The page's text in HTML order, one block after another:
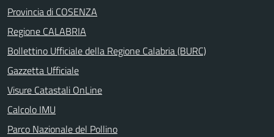
Provincia di COSENZA
Regione CALABRIA
Bollettino Ufficiale della Regione Calabria (BURC)
Gazzetta Ufficiale
Visure Catastali OnLine
Calcolo IMU
Parco Nazionale del Pollino